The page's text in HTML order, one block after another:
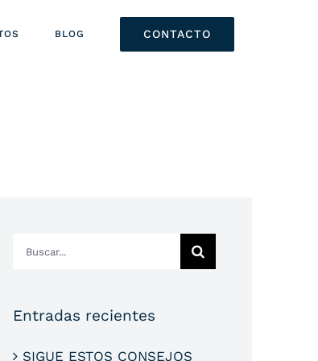
BLOG CONTACTO
Entradas recientes
SIGUE ESTOS CONSEJOS